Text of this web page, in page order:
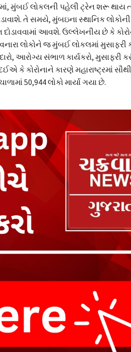
મુંબઈ લોકલની પહેલી ટ્રેન શરૂ થાય
તે સમયે, મુંબઇના સ્થાનિક
દોડાવવામાં આવશે. ઉલ્લેખનીય છે કે
લોકોને જ મુંબઈ લોકલમાં મુસાફરી
આરોગ્ય સંભાળ કાર્યકરો, મુસાફરી
કે કોરોનાને કારણે મહારાષ્ટ્રમાં
50,944 લોકો માર્યા ગયા છે.